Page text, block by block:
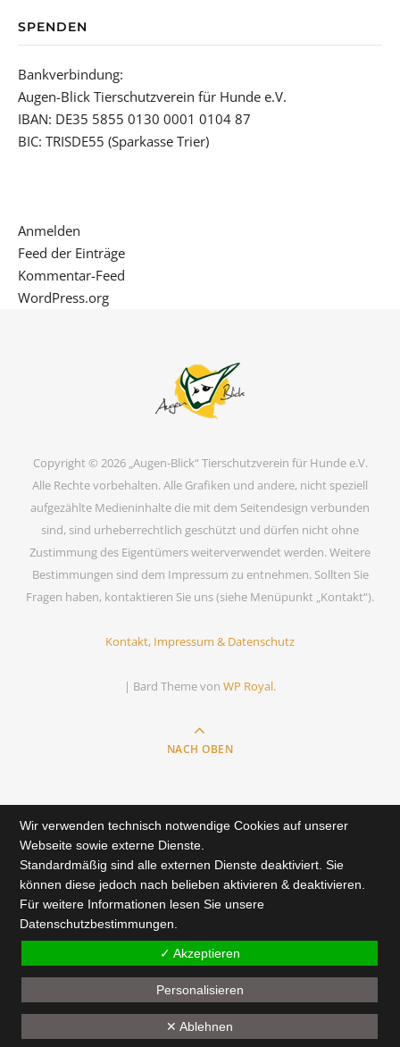
SPENDEN
Bankverbindung:
Augen-Blick Tierschutzverein für Hunde e.V.
IBAN: DE35 5855 0130 0001 0104 87
BIC: TRISDE55 (Sparkasse Trier)
Anmelden
Feed der Einträge
Kommentar-Feed
WordPress.org
Copyright © 2026 „Augen-Blick“ Tierschutzverein für Hunde e.V.
Alle Rechte vorbehalten. Alle Grafiken und andere, nicht speziell
aufgezählte Medieninhalte die mit dem Seitendesign verbunden
sind, sind urheberrechtlich geschützt und dürfen nicht ohne
Zustimmung des Eigentümers weiterverwendet werden. Weitere
Bestimmungen sind dem Impressum zu entnehmen. Sollten Sie
Fragen haben, kontaktieren Sie uns (siehe Menüpunkt „Kontakt“).
Kontakt, Impressum & Datenschutz
| Bard Theme von WP Royal.
NACH OBEN
Wir verwenden technisch notwendige Cookies auf unserer
Webseite sowie externe Dienste.
Standardmäßig sind alle externen Dienste deaktiviert. Sie
können diese jedoch nach belieben aktivieren & deaktivieren.
Für weitere Informationen lesen Sie unsere
Datenschutzbestimmungen.
✓ Akzeptieren
Personalisieren
✕ Ablehnen